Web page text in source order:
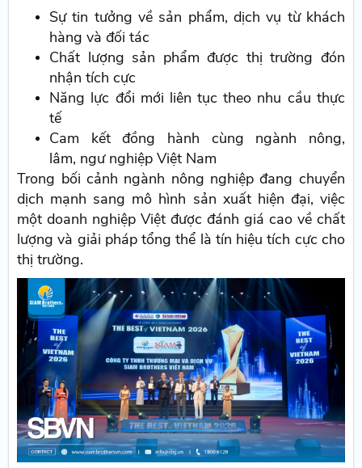
Sự tin tưởng về sản phẩm, dịch vụ từ khách
hàng và đối tác
Chất lượng sản phẩm được thị trường đón
nhận tích cực
Năng lực đổi mới liên tục theo nhu cầu thực
tế
Cam kết đồng hành cùng ngành nông,
lâm, ngư nghiệp Việt Nam
Trong bối cảnh ngành nông nghiệp đang chuyển
dịch mạnh sang mô hình sản xuất hiện đại, việc
một doanh nghiệp Việt được đánh giá cao về chất
lượng và giải pháp tổng thể là tín hiệu tích cực cho
thị trường.